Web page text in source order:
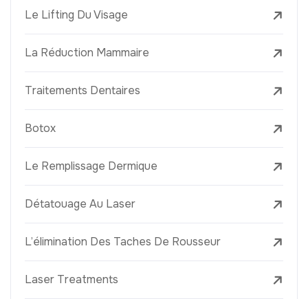
Le Lifting Du Visage
La Réduction Mammaire
Traitements Dentaires
Botox
Le Remplissage Dermique
Détatouage Au Laser
L’élimination Des Taches De Rousseur
Laser Treatments